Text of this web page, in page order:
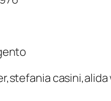
casini,alida